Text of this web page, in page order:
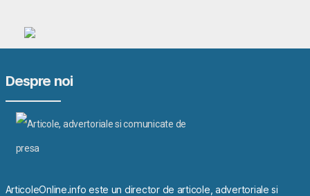
Despre noi
ArticoleOnline.info este un director de articole, advertoriale si